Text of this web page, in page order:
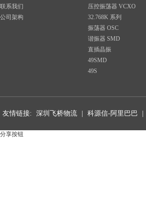
联系我们
公司架构
压控振荡器 VCXO
32.768K 系列
振荡器 OSC
谐振器 SMD
直插晶振
49SMD
49S
友情链接: 深圳飞桥物流 科源信-阿里巴巴
分享按钮